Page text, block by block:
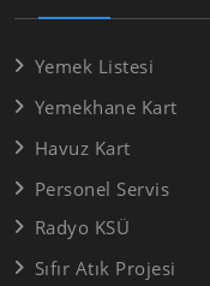
Yemek Listesi
Yemekhane Kart
Havuz Kart
Personel Servis
Radyo KSÜ
Sıfır Atık Projesi